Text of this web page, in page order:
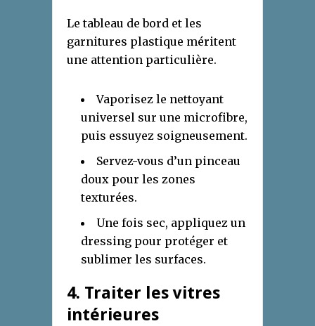
Le tableau de bord et les
garnitures plastique méritent
une attention particulière.
Vaporisez le nettoyant
universel sur une microfibre,
puis essuyez soigneusement.
Servez-vous d’un pinceau
doux pour les zones
texturées.
Une fois sec, appliquez un
dressing pour protéger et
sublimer les surfaces.
4. Traiter les vitres
intérieures